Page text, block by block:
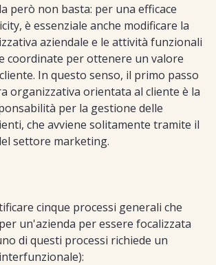
però non basta: per una efficace
è essenziale anche modificare la
aziendale e le attività funzionali
coordinate per ottenere un valore
In questo senso, il primo passo
organizzativa orientata al cliente è la
per la gestione delle
che avviene solitamente tramite il
settore marketing.
cinque processi generali che
un'azienda per essere focalizzata
di questi processi richiede un